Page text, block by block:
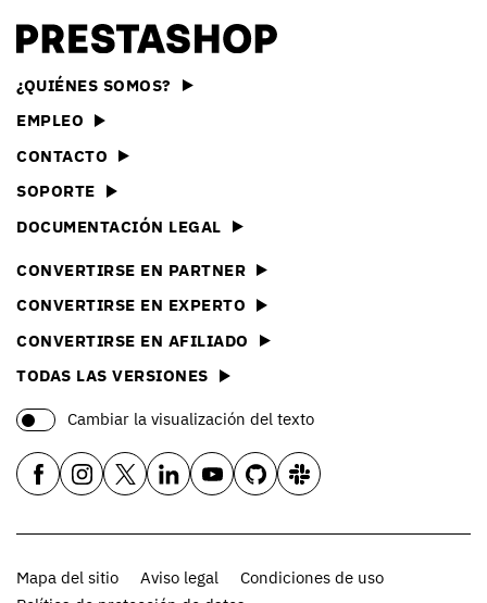
¿QUIÉNES SOMOS?
EMPLEO
CONTACTO
SOPORTE
DOCUMENTACIÓN LEGAL
CONVERTIRSE EN PARTNER
CONVERTIRSE EN EXPERTO
CONVERTIRSE EN AFILIADO
TODAS LAS VERSIONES
Cambiar la visualización del texto
Mapa del sitio Aviso legal
Condiciones de uso